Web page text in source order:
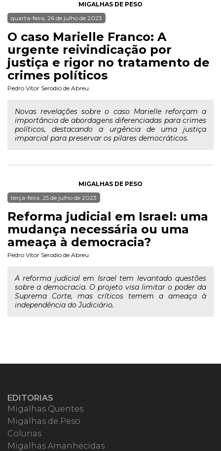
MIGALHAS DE PESO
quarta-feira, 26 de julho de 2023
O caso Marielle Franco: A
urgente reivindicação por
justiça e rigor no tratamento de
crimes políticos
Pedro Vitor Serodio de Abreu
Novas revelações sobre o caso Marielle reforçam a
importância de abordagens diferenciadas para crimes
políticos, destacando a urgência de uma justiça
imparcial para preservar os pilares democráticos.
MIGALHAS DE PESO
terça-feira, 25 de julho de 2023
Reforma judicial em Israel: uma
mudança necessária ou uma
ameaça à democracia?
Pedro Vitor Serodio de Abreu
A reforma judicial em Israel tem levantado questões
sobre a democracia. O projeto visa limitar o poder da
Suprema Corte, mas críticos temem a ameaça à
independência do Judiciário.
EDITORIAS
Migalhas Quentes
Migalhas de Peso
Colunas
Migalhas Amanhecidas